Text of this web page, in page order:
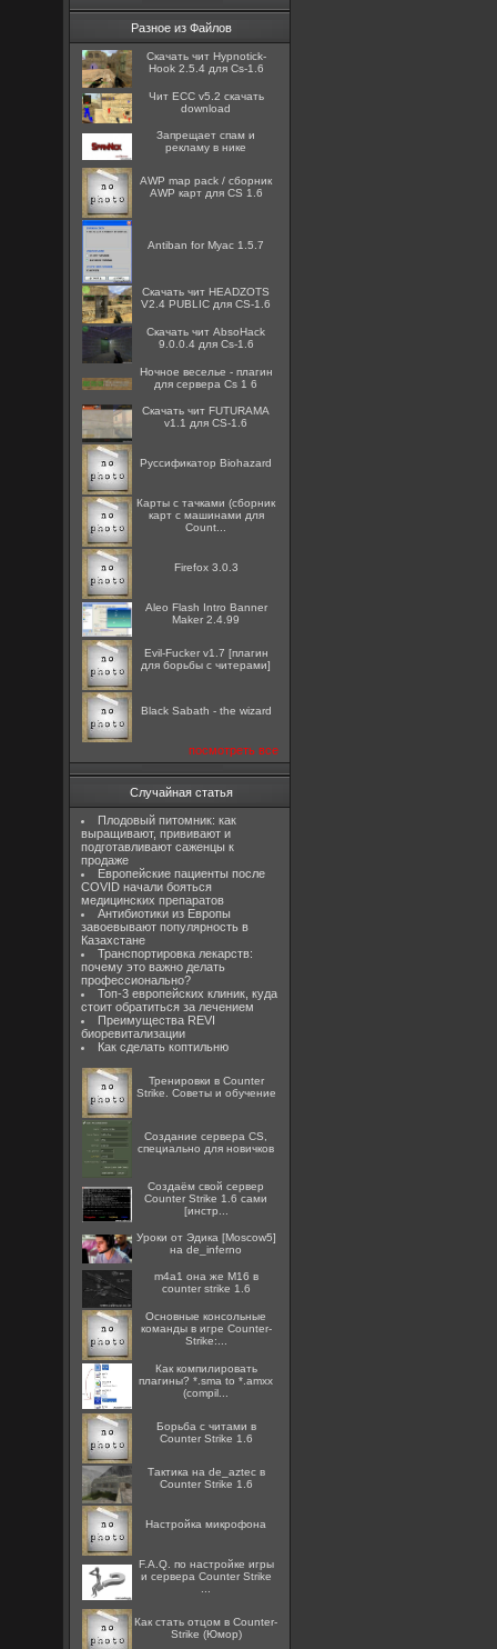
Разное из Файлов
Скачать чит Hypnotick-
Hook 2.5.4 для Cs-1.6
Чит ECC v5.2 скачать
download
Запрещает спам и
рекламу в нике
AWP map pack / сборник
AWP карт для CS 1.6
Antiban for Myac 1.5.7
Скачать чит HEADZOTS
V2.4 PUBLIC для CS-1.6
Скачать чит AbsoHack
9.0.0.4 для Cs-1.6
Ночное веселье - плагин
для сервера Cs 1 6
Скачать чит FUTURAMA
v1.1 для CS-1.6
Руссификатор Biohazard
Карты с тачками (сборник
карт с машинами для
Count...
Firefox 3.0.3
Aleo Flash Intro Banner
Maker 2.4.99
Evil-Fucker v1.7 [плагин
для борьбы с читерами]
Black Sabath - the wizard
посмотреть все
Случайная статья
Плодовый питомник: как
выращивают, прививают и
подготавливают саженцы к
продаже
Европейские пациенты после
COVID начали бояться
медицинских препаратов
Антибиотики из Европы
завоевывают популярность в
Казахстане
Транспортировка лекарств:
почему это важно делать
профессионально?
Топ-3 европейских клиник, куда
стоит обратиться за лечением
Преимущества REVI
биоревитализации
Как сделать коптильню
Тренировки в Counter
Strike. Советы и обучение
Создание сервера CS,
специально для новичков
Создаём свой сервер
Counter Strike 1.6 сами
[инстр...
Уроки от Эдика [Moscow5]
на de_inferno
m4a1 она же M16 в
counter strike 1.6
Основные консольные
команды в игре Counter-
Strike:...
Как компилировать
плагины? *.sma to *.amxx
(compil...
Борьба с читами в
Counter Strike 1.6
Тактика на de_aztec в
Counter Strike 1.6
Настройка микрофона
F.A.Q. по настройке игры
и сервера Counter Strike
Как стать отцом в Counter-
Strike (Юмор)